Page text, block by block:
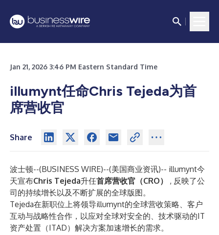
Jan 21, 2026 3:46 PM Eastern Standard Time
illumynt任命Chris Tejeda为首
席营收官
Share
波士顿--(BUSINESS WIRE)--(美国商业资讯)-- illumynt今
天宣布Chris Tejeda升任首席营收官（CRO）
, 反映了公
司的持续增长以及不断扩展的全球版图。
Tejeda在新职位上将领导illumynt的全球营收策略、客户
互动与战略性合作，以应对全球对安全的、技术驱动的IT
资产处置（ITAD）解决方案加速增长的需求。